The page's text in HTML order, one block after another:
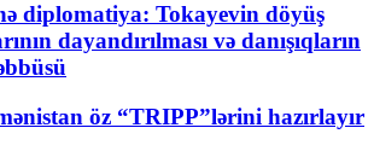
diplomatiya: Tokayevin döyüş
dayandırılması və danışıqların
öz “TRIPP”lərini hazırlayır